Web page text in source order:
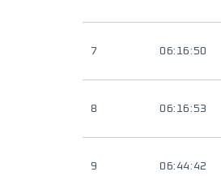
7 06:16:50
8 06:16:53
9 06:44:42